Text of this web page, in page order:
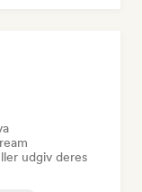
udgiv deres